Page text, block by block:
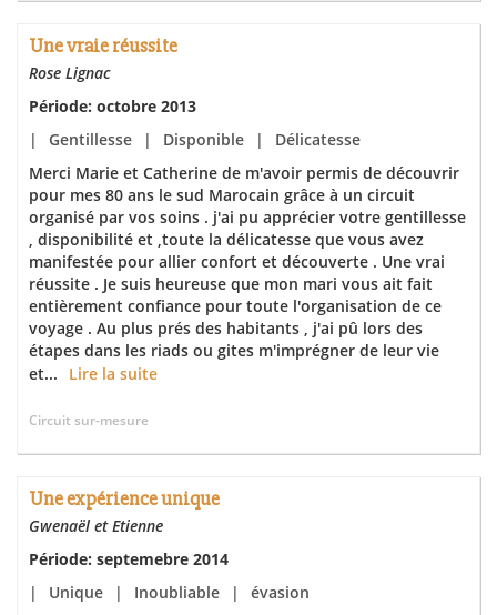
Une vraie réussite
Rose Lignac
Période: octobre 2013
|
Gentillesse | Disponible |
Délicatesse
Merci Marie et Catherine de m'avoir permis de découvrir
pour mes 80 ans le sud Marocain grâce à un circuit
organisé par vos soins . j'ai pu apprécier votre gentillesse
, disponibilité et ,toute la délicatesse que vous avez
manifestée pour allier confort et découverte . Une vrai
réussite . Je suis heureuse que mon mari vous ait fait
entièrement confiance pour toute l'organisation de ce
voyage . Au plus prés des habitants , j'ai pû lors des
étapes dans les riads ou gites m'imprégner de leur vie
et...
Lire la suite
Circuit sur-mesure
Une expérience unique
Gwenaël et Etienne
Période: septemebre 2014
|
Unique | Inoubliable |
évasion